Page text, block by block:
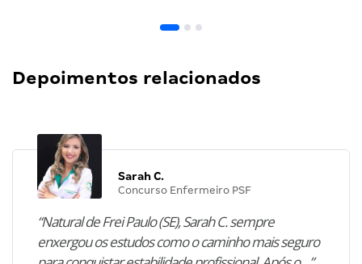
Depoimentos relacionados
Sarah C.
Concurso Enfermeiro PSF
“Natural de Frei Paulo (SE), Sarah C. sempre
enxergou os estudos como o caminho mais seguro